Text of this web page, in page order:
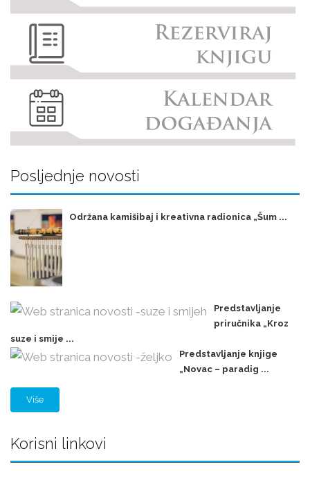
Posljednje novosti
Održana kamišibaj i kreativna radionica „Šum ...
Predstavljanje
priručnika „Kroz
suze i smije ...
Predstavljanje knjige
„Novac – paradig ...
Više
Korisni linkovi